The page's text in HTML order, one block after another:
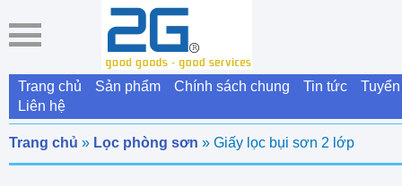
Trang chủ Sản phẩm Chính sách chung Tin tức
Liên hệ
Trang chủ » Lọc phòng sơn » Giấy lọc bụi sơn 2 lớp